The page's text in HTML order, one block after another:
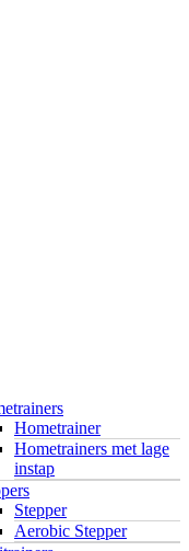
Hometrainer
Hometrainers met lage
instap
Stepper
Aerobic Stepper